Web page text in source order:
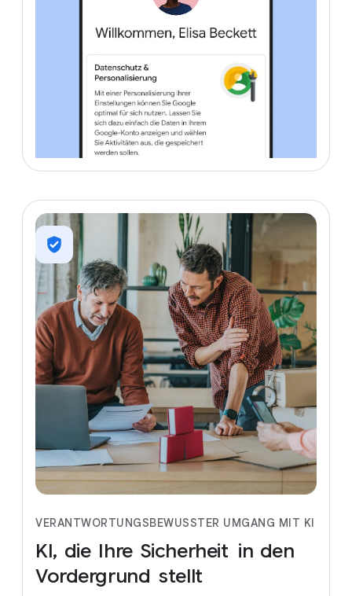
VERANTWORTUNGSBEWUSSTER UMGANG MIT KI
KI, die Ihre Sicherheit in den
Vordergrund stellt